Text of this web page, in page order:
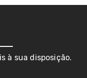
à sua disposição.